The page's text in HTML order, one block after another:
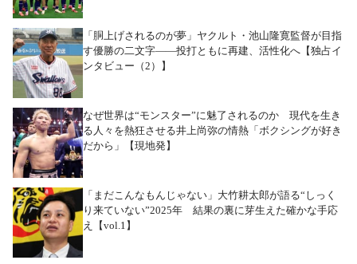
「胴上げされるのが夢」ヤクルト・池山隆寛監督が目指
す優勝の二文字――投打ともに再建、活性化へ【独占イ
ンタビュー（2）】
なぜ世界は“モンスター”に魅了されるのか 現代を生き
る人々を熱狂させる井上尚弥の情熱「ボクシングが好き
だから」【現地発】
「まだこんなもんじゃない」大竹耕太郎が語る“しっく
り来ていない”2025年 結果の裏に芽生えた確かな手応
え【vol.1】